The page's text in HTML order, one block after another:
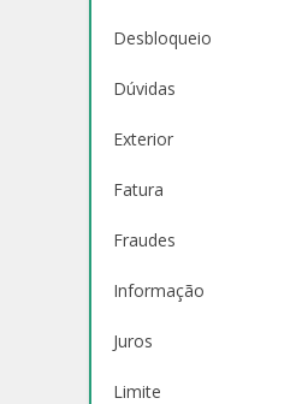
Desbloqueio
Dúvidas
Exterior
Fatura
Fraudes
Informação
Juros
Limite